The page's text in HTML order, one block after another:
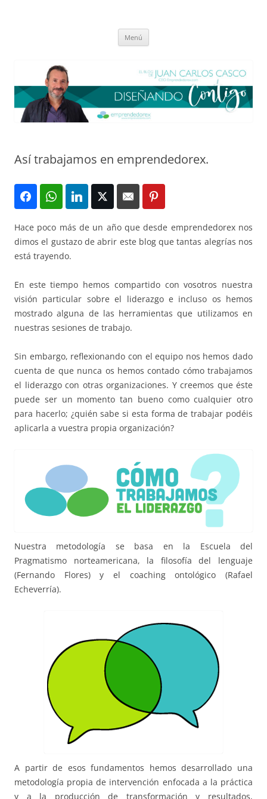
Menú
Así trabajamos en emprendedorex.
Hace poco más de un año que desde emprendedorex nos
dimos el gustazo de abrir este blog que tantas alegrías nos
está trayendo.
En este tiempo hemos compartido con vosotros nuestra
visión particular sobre el liderazgo e incluso os hemos
mostrado alguna de las herramientas que utilizamos en
nuestras sesiones de trabajo.
Sin embargo, reflexionando con el equipo nos hemos dado
cuenta de que nunca os hemos contado cómo trabajamos
el liderazgo con otras organizaciones. Y creemos que éste
puede ser un momento tan bueno como cualquier otro
para hacerlo; ¿quién sabe si esta forma de trabajar podéis
aplicarla a vuestra propia organización?
Nuestra metodología se basa en la Escuela del
Pragmatismo norteamericana, la filosofía del lenguaje
(Fernando Flores) y el coaching ontológico (Rafael
Echeverría).
A partir de esos fundamentos hemos desarrollado una
metodología propia de intervención enfocada a la práctica
y a la producción de transformación y resultados,